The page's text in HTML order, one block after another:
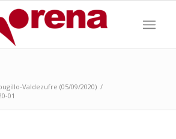
Valdezufre (05/09/2020) /
01